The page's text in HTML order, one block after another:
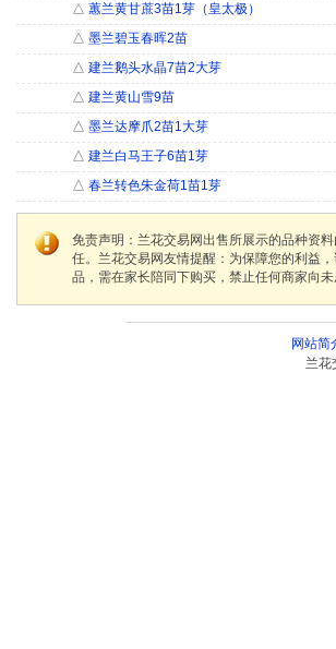
△ 蕙兰黄甘蔗3苗1芽（皇太极）
△ 墨兰碧玉春晖2苗
△ 建兰鹅头水晶7苗2大芽
△ 建兰黄山雪9苗
△ 墨兰达摩爪2苗1大芽
△ 建兰白马王子6苗1芽
△ 春兰转色朱金荷1苗1芽
免责声明：兰花交易网出售所展示的品种资
任。兰花交易网友情提醒：为保障您的利益
品，需在家长陪同下购买，禁止任何商家向
网站简
兰花